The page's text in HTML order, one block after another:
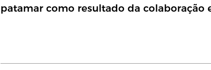
patamar como resultado da colaboração